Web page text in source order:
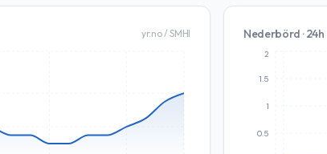
yr.no / SMHI Nederbörd · 24h
0.5
1
1.5
2